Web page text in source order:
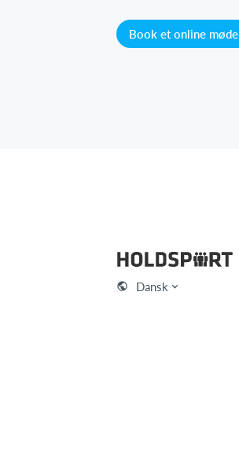
Book et online møde
Dansk